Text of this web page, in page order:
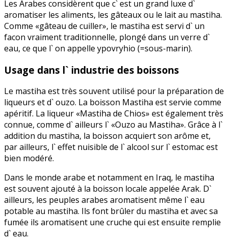
Les Arabes considèrent que c` est un grand luxe d`
aromatiser les aliments, les gâteaux ou le lait au mastiha.
Comme «gâteau de cuiller», le mastiha est servi d` un
facon vraiment traditionnelle, plongé dans un verre d`
eau, ce que l` on appelle ypovryhio (=sous-marin).
Usage dans l` industrie des boissons
Le mastiha est très souvent utilisé pour la préparation de
liqueurs et d` ouzo. La boisson Mastiha est servie comme
apéritif. La liqueur «Mastiha de Chios» est également très
connue, comme d` ailleurs l` «Ouzo au Mastiha». Grâce à l`
addition du mastiha, la boisson acquiert son arôme et,
par ailleurs, l` effet nuisible de l` alcool sur l` estomac est
bien modéré.
Dans le monde arabe et notamment en Iraq, le mastiha
est souvent ajouté à la boisson locale appelée Arak. D`
ailleurs, les peuples arabes aromatisent même l` eau
potable au mastiha. Ils font brûler du mastiha et avec sa
fumée ils aromatisent une cruche qui est ensuite remplie
d` eau.